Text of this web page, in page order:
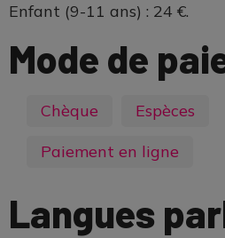
Enfant (9-11 ans) : 24 €.
Mode de
Chèque
Espèces
Paiement en ligne
Langues